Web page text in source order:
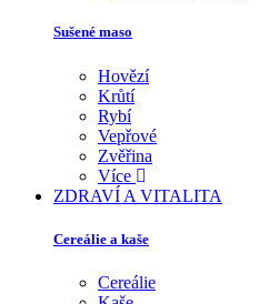
Sušené maso
Hovězí
Krůtí
Rybí
Vepřové
Zvěřina
Více
ZDRAVÍ A VITALITA
Cereálie a kaše
Cereálie